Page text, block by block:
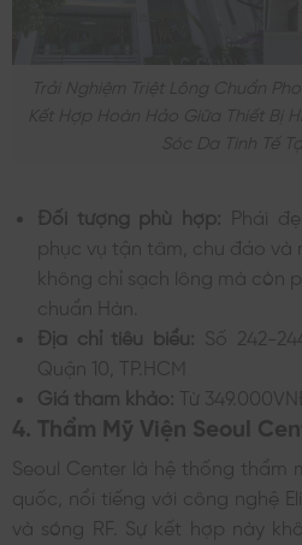
Trải Nghiệm Triệt Lông Chuẩn
Kết Hợp Hoàn Hảo Giữa Thiết Bị
Sóc Da Tinh Tế
Đối tượng phù hợp:
Phái
phục vụ tận tâm, chu đáo và
không chỉ sạch lông mà còn
chuẩn Hàn.
Địa chỉ tiêu biểu:
Số 242-
Quận 10, TP.HCM
Giá tham khảo: Từ
4. Thẩm Mỹ Viện Seoul
Seoul Center là hệ thống thẩm
quốc, nổi tiếng với công nghệ
và sóng RF. Sự kết hợp này